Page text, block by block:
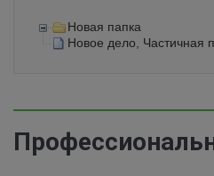
Новая папка
Новое дело, Частичная